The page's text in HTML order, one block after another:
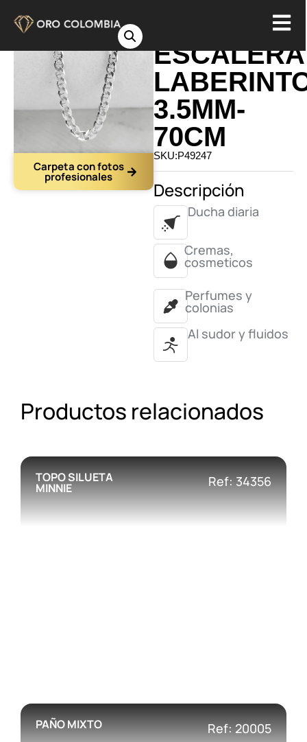
Carpeta con fotos
profesionales
ESCALERA
3.5MM-
70CM
SKU:P49247
Descripción
Ducha diaria
Cremas,
cosmeticos
Perfumes y
colonias
Al sudor y fluidos
Productos relacionados
TOPO SILUETA
MINNIE Ref: 34356
PAÑO MIXTO Ref: 20005